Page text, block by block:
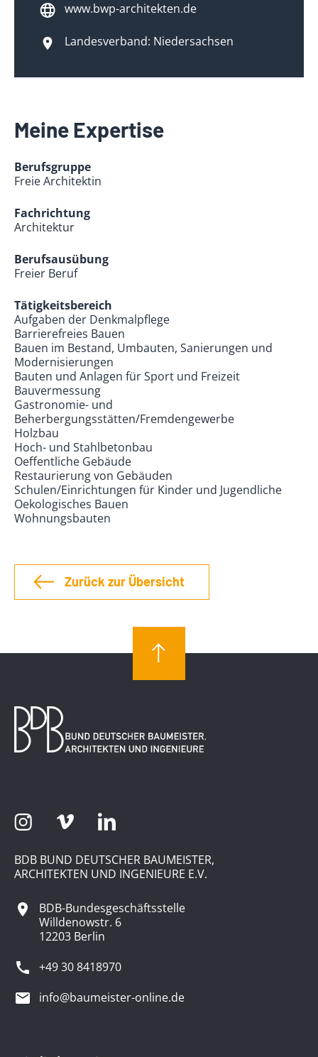
www.bwp-architekten.de
Landesverband: Niedersachsen
Meine Expertise
Berufsgruppe
Freie Architektin
Fachrichtung
Architektur
Berufsausübung
Freier Beruf
Tätigkeitsbereich
Aufgaben der Denkmalpflege
Barrierefreies Bauen
Bauen im Bestand, Umbauten, Sanierungen und
Modernisierungen
Bauten und Anlagen für Sport und Freizeit
Bauvermessung
Gastronomie- und
Beherbergungsstätten/Fremdengewerbe
Holzbau
Hoch- und Stahlbetonbau
Oeffentliche Gebäude
Restaurierung von Gebäuden
Schulen/Einrichtungen für Kinder und Jugendliche
Oekologisches Bauen
Wohnungsbauten
Zurück zur Übersicht
BDB BUND DEUTSCHER BAUMEISTER,
ARCHITEKTEN UND INGENIEURE E.V.
BDB-Bundesgeschäftsstelle
Willdenowstr. 6
12203 Berlin
+49 30 8418970
info@baumeister-online.de